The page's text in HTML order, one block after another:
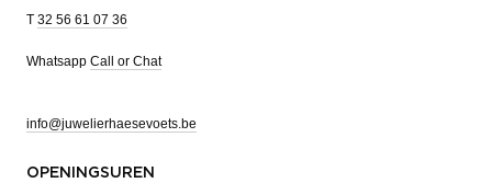
T 32 56 61 07 36
Whatsapp Call or Chat
info@juwelierhaesevoets.be
OPENINGSUREN